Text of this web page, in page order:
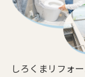
しろくまリフォ